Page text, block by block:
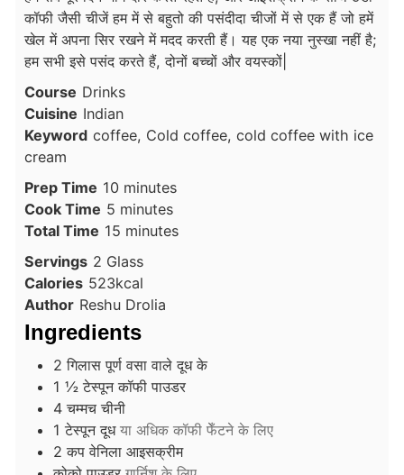
कॉफी जैसी चीजें हम में से बहुतो की पसंदीदा चीजों में से एक हैं जो हमें
खेल में अपना सिर रखने में मदद करती हैं। यह एक नया नुस्खा नहीं है;
हम सभी इसे पसंद करते हैं, दोनों बच्चों और वयस्कों|
Course Drinks
Cuisine Indian
Keyword coffee, Cold coffee, cold coffee with ice
cream
Prep Time 10 minutes
minutes
Cook Time 5 minutes
minutes
Total Time 15 minutes
minutes
Servings 2 Glass
Calories 523kcal
Author Reshu Drolia
Ingredients
2गिलास पूर्ण वसा वाले दूध के
1 ½ टेस्पूनकॉफी पाउडर
4 चम्मचचीनी
1 टेस्पूनदूध या अधिक कॉफी फेँटने के लिए
2 कप वेनिला आइसक्रीम